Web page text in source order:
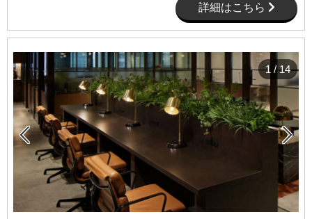
詳細はこちら
 
1 /14